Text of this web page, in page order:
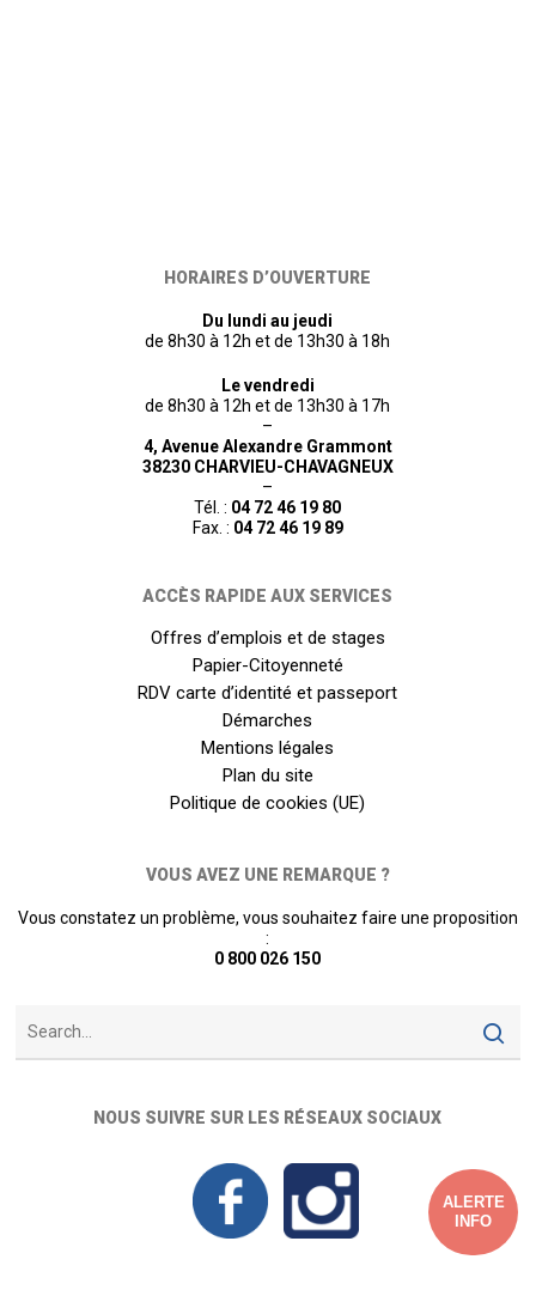
HORAIRES D’OUVERTURE
Du lundi au jeudi
de 8h30 à 12h et de 13h30 à 18h
Le vendredi
de 8h30 à 12h et de 13h30 à 17h
–
4, Avenue Alexandre Grammont
38230 CHARVIEU-CHAVAGNEUX
–
Tél. : 04 72 46 19 80
Fax. : 04 72 46 19 89
ACCÈS RAPIDE AUX SERVICES
Offres d’emplois et de stages
Papier-Citoyenneté
RDV carte d’identité et passeport
Démarches
Mentions légales
Plan du site
Politique de cookies (UE)
VOUS AVEZ UNE REMARQUE ?
Vous constatez un problème, vous souhaitez faire une proposition
:
0 800 026 150
NOUS SUIVRE SUR LES RÉSEAUX SOCIAUX
ALERTE
INFO